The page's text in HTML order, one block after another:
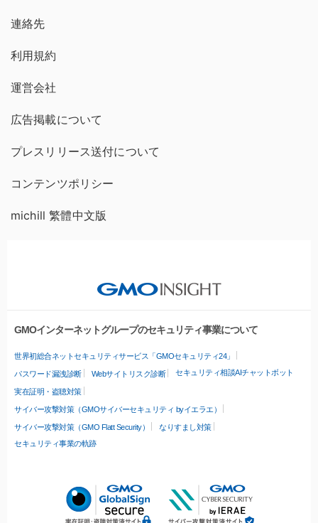
連絡先
利用規約
運営会社
広告掲載について
プレスリリース送付について
コンテンツポリシー
michill 繁體中文版
GMOインターネットグループのセキュリティ事業について
世界初総合ネットセキュリティサービス「GMOセキュリティ24」
パスワード漏洩診断 Webサイトリスク診断 セキュリティ相談AIチャットボット
実在証明・盗聴対策
サイバー攻撃対策（GMOサイバーセキュリティ byイエラエ）
サイバー攻撃対策（GMO Flatt Security）
なりすまし対策
セキュリティ事業の軌跡